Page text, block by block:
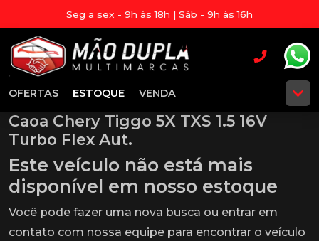
Seg a sex - 9h às 18h | Sáb - 9h às 16h
OFERTAS ESTOQUE VENDA
Caoa Chery Tiggo 5X TXS 1.5 16V
Turbo Flex Aut.
Este veículo não está mais
disponível em nosso estoque
Você pode fazer uma nova busca ou entrar em
contato com nossa equipe para encontrar o veículo